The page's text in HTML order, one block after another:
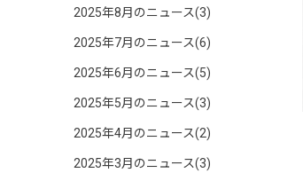
2025年8月のニュース(3)
2025年7月のニュース(6)
2025年6月のニュース(5)
2025年5月のニュース(3)
2025年4月のニュース(2)
2025年3月のニュース(3)